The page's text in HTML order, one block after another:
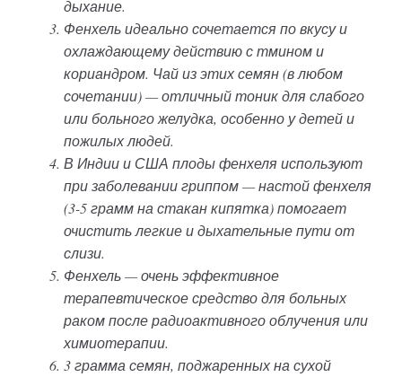
дыхание.
Фенхель идеально сочетается по вкусу и
охлаждающему действию с тмином и
кориандром. Чай из этих семян (в любом
сочетании) — отличный тоник для слабого
или больного желудка, особенно у детей и
пожилых людей.
В Индии и США плоды фенхеля используют
при заболевании гриппом — настой фенхеля
(3-5 грамм на стакан кипятка) помогает
очистить легкие и дыхательные пути от
слизи.
Фенхель — очень эффективное
терапевтическое средство для больных
раком после радиоактивного облучения или
химиотерапии.
3 грамма семян, поджаренных на сухой